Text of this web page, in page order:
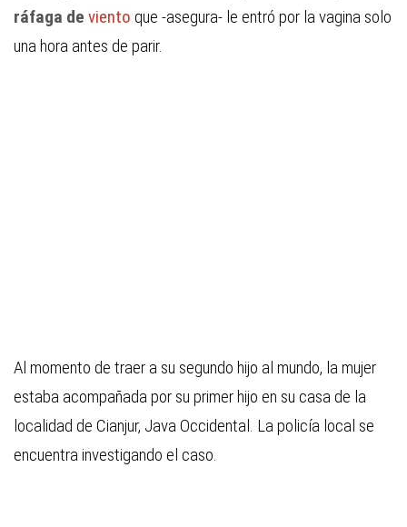
ráfaga de viento que -asegura- le entró por la vagina solo
una hora antes de parir.
Al momento de traer a su segundo hijo al mundo, la mujer
estaba acompañada por su primer hijo en su casa de la
localidad de Cianjur, Java Occidental. La policía local se
encuentra investigando el caso.